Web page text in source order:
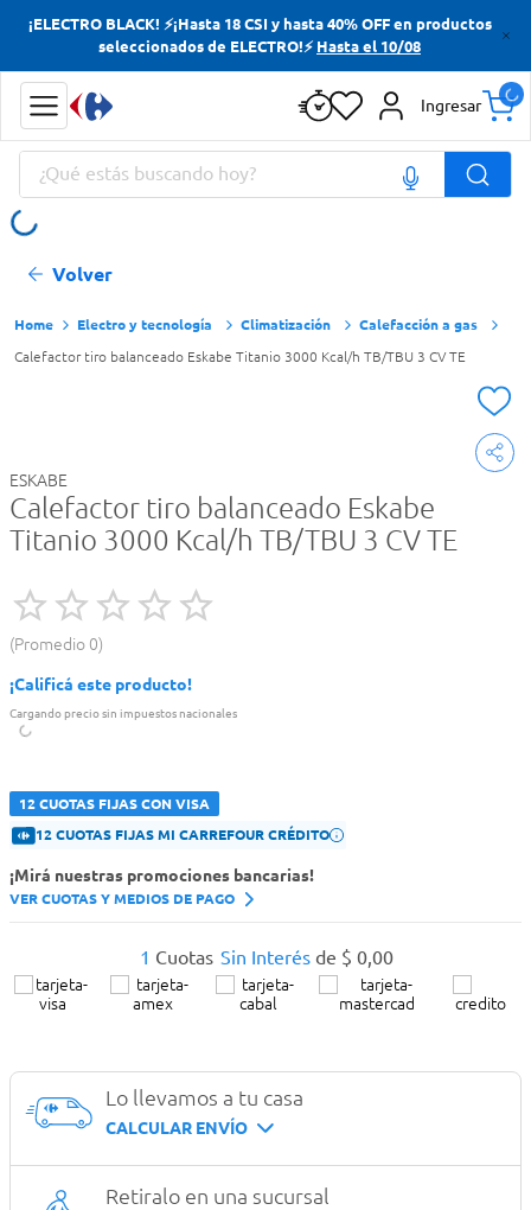
¡ELECTRO BLACK! ⚡¡Hasta 18 CSI y hasta 40% OFF en productos
seleccionados de ELECTRO!⚡ Hasta el 10/08
Ingresar
¿Qué estás buscando hoy?
Volver
Electro y tecnología Climatización Calefacción a gas
Calefactor tiro balanceado Eskabe Titanio 3000 Kcal/h TB/TBU 3 CV TE
ESKABE
Calefactor tiro balanceado Eskabe
Titanio 3000 Kcal/h TB/TBU 3 CV TE
Promedio 0
¡Calificá este producto!
Cargando precio sin impuestos nacionales
12 CUOTAS FIJAS CON VISA
12 CUOTAS FIJAS MI CARREFOUR CRÉDITO
¡Mirá nuestras promociones bancarias!
VER CUOTAS Y MEDIOS DE PAGO
1 Cuotas Sin Interés de $ 0,00
Lo llevamos a tu casa
CALCULAR ENVÍO
Retiralo en una sucursal
Términos más buscados
Yerba
Cerveza
Doves
Términos más buscados
Yerba
Cerveza
Doves